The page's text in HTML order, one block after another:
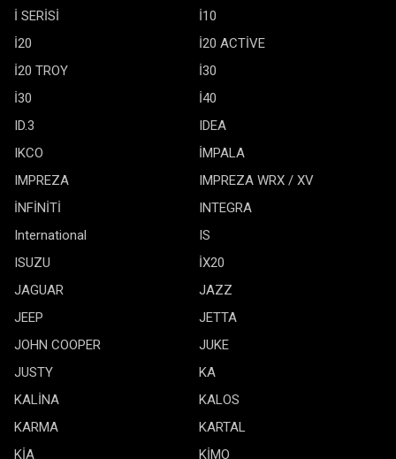
İ SERİSİ
İ10
İ20
İ20 ACTİVE
İ20 TROY
İ30
İ30
İ40
ID.3
IDEA
IKCO
İMPALA
IMPREZA
IMPREZA WRX / XV
İNFİNİTİ
INTEGRA
International
IS
ISUZU
İX20
JAGUAR
JAZZ
JEEP
JETTA
JOHN COOPER
JUKE
JUSTY
KA
KALİNA
KALOS
KARMA
KARTAL
KİA
KİMO